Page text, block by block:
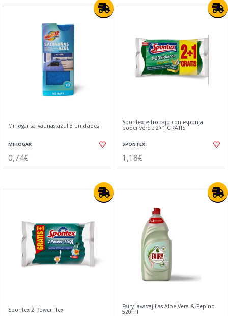
Mihogar salvauñas azul 3 unidades
MIHOGAR
0,74€
Spontex estropajo con esponja
poder verde 2+1 GRATIS
SPONTEX
1,18€
Spontex 2 Power Flex Fairy lavavajillas Aloe Vera & Pepino
520ml